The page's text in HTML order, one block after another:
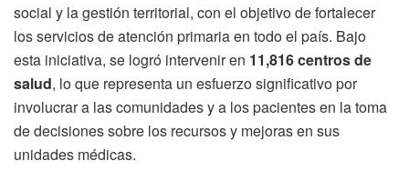
social y la gestión territorial, con el objetivo de fortalecer
los servicios de atención primaria en todo el país. Bajo
esta iniciativa, se logró intervenir en 11,816 centros de
salud, lo que representa un esfuerzo significativo por
involucrar a las comunidades y a los pacientes en la toma
de decisiones sobre los recursos y mejoras en sus
unidades médicas.